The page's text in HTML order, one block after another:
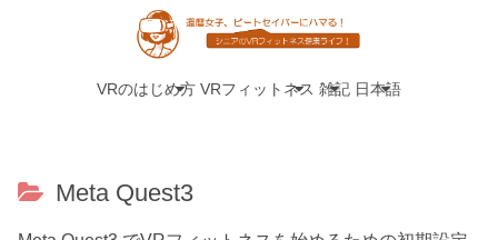
VRのはじめ方 VRフィットネス 雑記 日本語
Meta Quest3